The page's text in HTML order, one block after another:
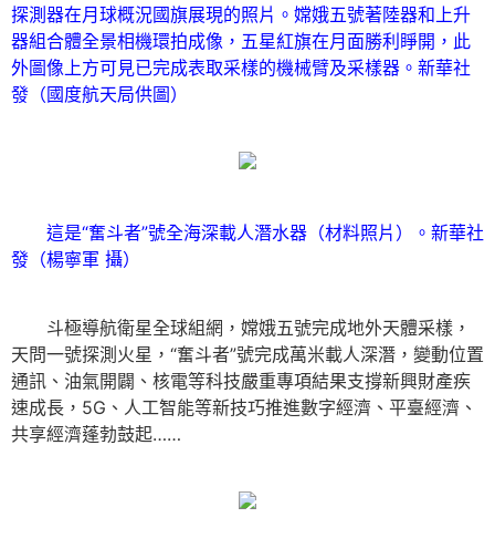
探測器在月球概況國旗展現的照片。嫦娥五號著陸器和上升
器組合體全景相機環拍成像，五星紅旗在月面勝利睜開，此
外圖像上方可見已完成表取采樣的機械臂及采樣器。新華社
發（國度航天局供圖）
這是“奮斗者”號全海深載人潛水器（材料照片）。新華社
發（楊寧軍 攝）
斗極導航衛星全球組網，嫦娥五號完成地外天體采樣，
天問一號探測火星，“奮斗者”號完成萬米載人深潛，變動位置
通訊、油氣開闢、核電等科技嚴重專項結果支撐新興財產疾
速成長，5G、人工智能等新技巧推進數字經濟、平臺經濟、
共享經濟蓬勃鼓起……